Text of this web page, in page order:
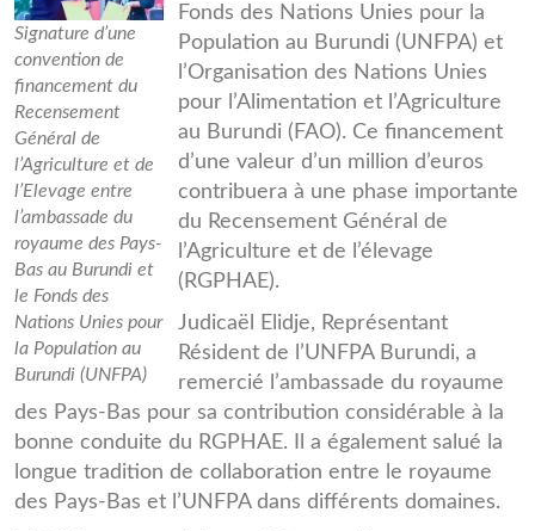
Signature d’une
convention de
financement du
Recensement
Général de
l’Agriculture et de
l’Elevage entre
l’ambassade du
royaume des Pays-
Bas au Burundi et
le Fonds des
Nations Unies pour
la Population au
Burundi (UNFPA)
Fonds des Nations Unies pour la
Population au Burundi (UNFPA) et
l’Organisation des Nations Unies
pour l’Alimentation et l’Agriculture
au Burundi (FAO). Ce financement
d’une valeur d’un million d’euros
contribuera à une phase importante
du Recensement Général de
l’Agriculture et de l’élevage
(RGPHAE).
Judicaël Elidje, Représentant
Résident de l’UNFPA Burundi, a
remercié l’ambassade du royaume
des Pays-Bas pour sa contribution considérable à la
bonne conduite du RGPHAE. Il a également salué la
longue tradition de collaboration entre le royaume
des Pays-Bas et l’UNFPA dans différents domaines.